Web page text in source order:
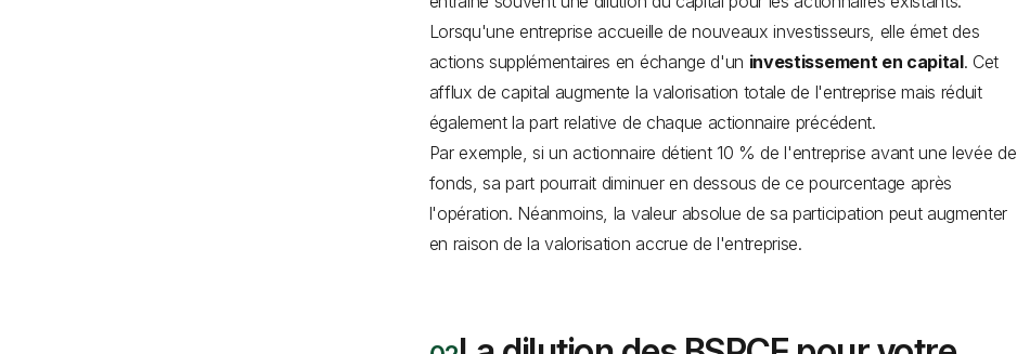
Lorsqu'une entreprise accueille de nouveaux investisseurs, elle émet des
actions supplémentaires en échange d'un investissement en capital. Cet
afflux de capital augmente la valorisation totale de l'entreprise mais réduit
également la part relative de chaque actionnaire précédent.
Par exemple, si un actionnaire détient 10 % de l'entreprise avant une levée de
fonds, sa part pourrait diminuer en dessous de ce pourcentage après
l'opération. Néanmoins, la valeur absolue de sa participation peut augmenter
en raison de la valorisation accrue de l'entreprise.